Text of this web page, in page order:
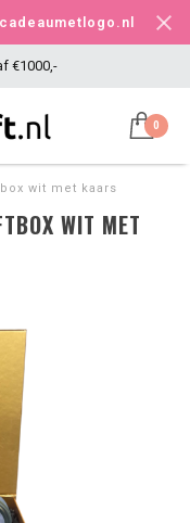
€1000,-
0
wit met kaars
WIT MET